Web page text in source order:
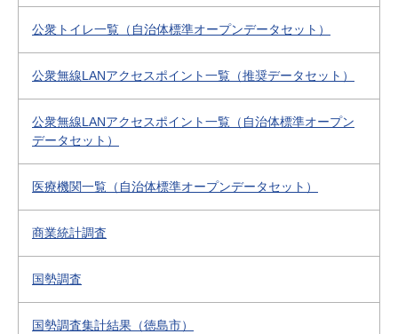
公衆トイレ一覧（自治体標準オープンデータセット）
公衆無線LANアクセスポイント一覧（推奨データセット）
公衆無線LANアクセスポイント一覧（自治体標準オープン
データセット）
医療機関一覧（自治体標準オープンデータセット）
商業統計調査
国勢調査
国勢調査集計結果（徳島市）